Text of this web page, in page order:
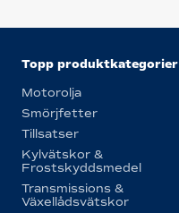
Topp produktkategorier
Motorolja
Smörjfetter
Tillsatser
Kylvätskor &
Frostskyddsmedel
Transmissions &
Växellådsvätskor